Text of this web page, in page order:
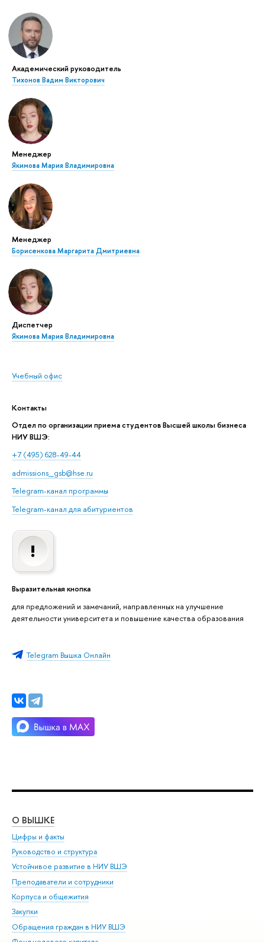
Академический руководитель
Тихонов Вадим Викторович
Менеджер
Якимова Мария Владимировна
Менеджер
Борисенкова Маргарита Дмитриевна
Диспетчер
Якимова Мария Владимировна
Учебный офис
Контакты
Отдел по организации приема студентов Высшей школы бизнеса
НИУ ВШЭ:
+7 (495) 628-49-44
admissions_gsb@hse.ru
Telegram-канал программы
Telegram-канал для абитуриентов
Выразительная кнопка
для предложений и замечаний, направленных на улучшение
деятельности университета и повышение качества образования
Telegram Вышка Онлайн
О ВЫШКЕ
Цифры и факты
Руководство и структура
Устойчивое развитие в НИУ ВШЭ
Преподаватели и сотрудники
Корпуса и общежития
Закупки
Обращения граждан в НИУ ВШЭ